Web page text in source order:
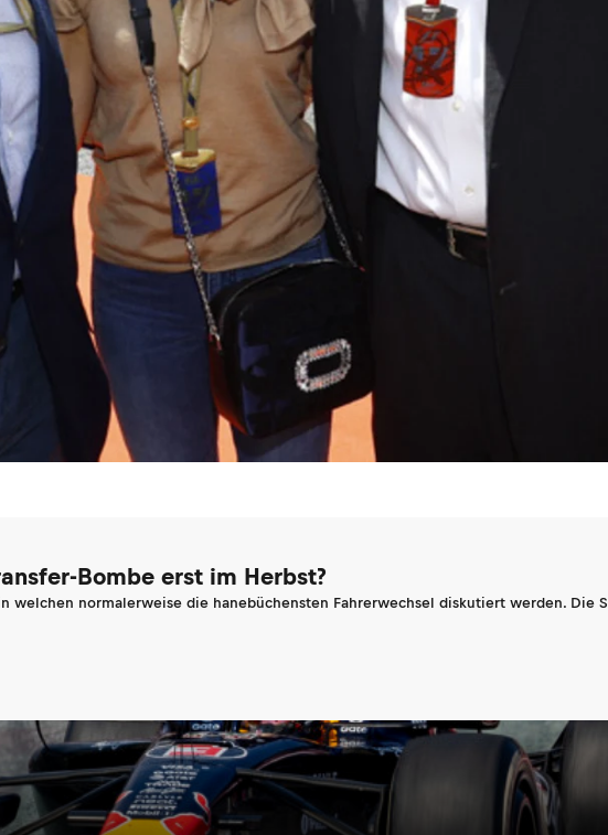
Bombe erst im Herbst?
welchen normalerweise die hanebüchensten Fahrerwechsel diskutiert werden. Die